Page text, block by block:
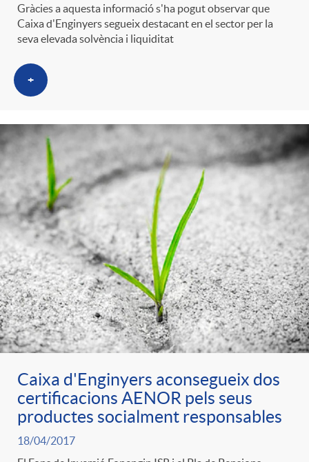
a
s
Gràcies a aquesta informació s'ha pogut observar que
Caixa d'Enginyers segueix destacant en el sector per la
seva elevada solvència i liquiditat
+
Caixa d'Enginyers aconsegueix dos
certificacions AENOR pels seus
productes socialment responsables
18/04/2017